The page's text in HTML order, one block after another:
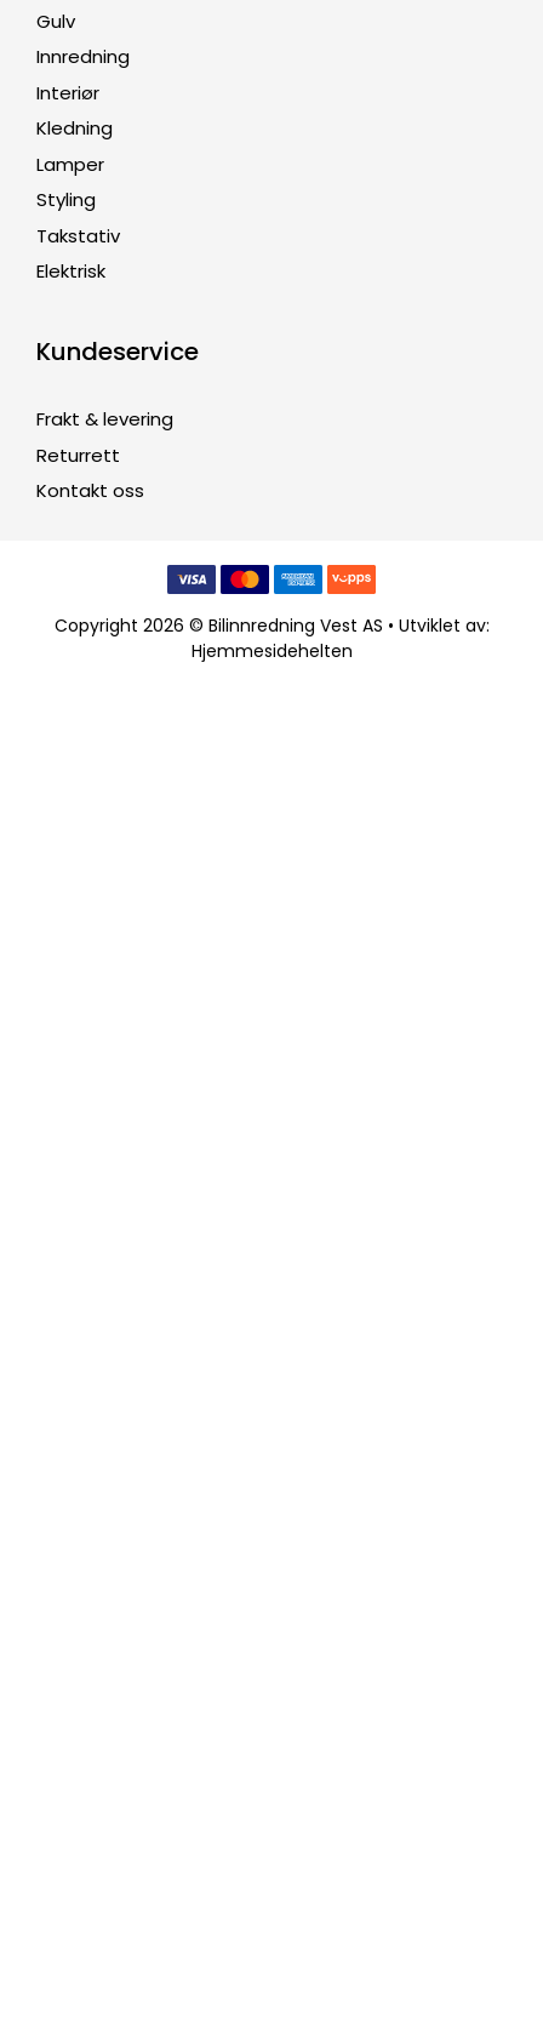
Gulv
Innredning
Interiør
Kledning
Lamper
Styling
Takstativ
Elektrisk
Kundeservice
Frakt & levering
Returrett
Kontakt oss
Copyright 2026 © Bilinnredning Vest AS • Utviklet av:
Hjemmesidehelten